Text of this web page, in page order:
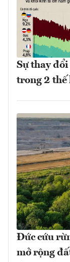
Sự thay đổi
trong 2 thế
Đức cứu
mở rộng